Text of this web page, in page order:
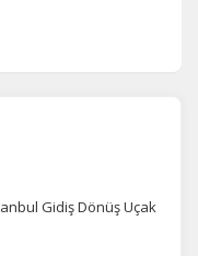
Gidiş Dönüş Uçak